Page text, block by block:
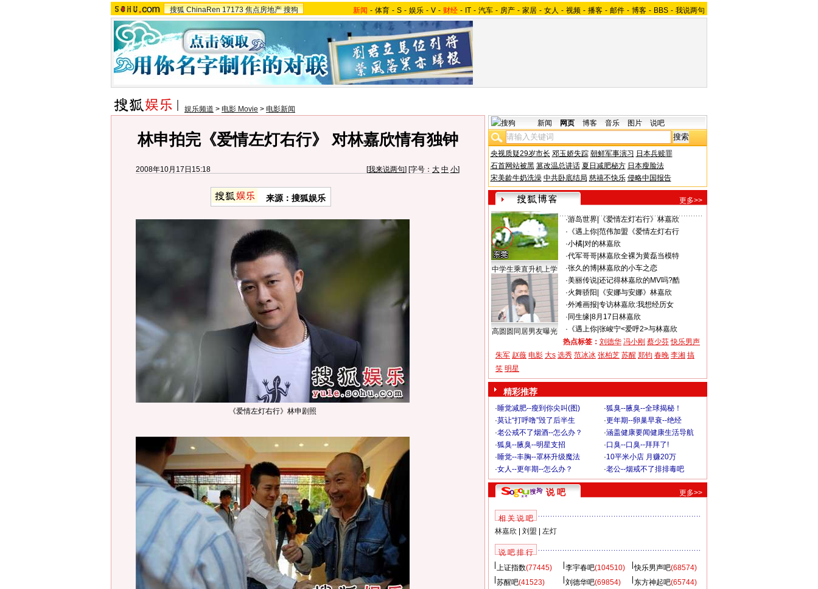
搜狐 ChinaRen 17173 焦点房地产 搜狗 新闻 - 体育 - S - 娱乐 - V - 财经 - IT - 汽车 - 房产 - 家居 - 女人 - 视频 - 播客 - 邮件 - 博客 - BBS - 我说两句
娱乐频道 > 电影 Movie > 电影新闻
林申拍完《爱情左灯右行》 对林嘉欣情有独钟
2008年10月17日15:18 [我来说两句] [字号： 大 中 小]
来源：搜狐娱乐
《爱情左灯右行》林申剧照
新闻 网页 博客 音乐 图片 说吧
央视质疑29岁市长 邓玉娇失踪 朝鲜军事演习 日本兵赎罪
石首网站被黑 篡改温总讲话 夏日减肥秘方 日本瘦脸法
宋美龄牛奶洗澡 中共卧底结局 慈禧不快乐 侵略中国报告
更多>>
中学生乘直升机上学
高圆圆同居男友曝光
·游岛世界|
《爱情左灯右行》林嘉欣
· 《遇上你| 范伟加盟《爱情左灯右行
·小橘| 对的林嘉欣
·代军哥哥| 林嘉欣全裸为黄磊当模特
·张久的博| 林嘉欣的小车之恋
·美丽传说| 还记得林嘉欣的MV吗?酷
·火舞骄阳
《安娜与安娜》林嘉欣
·外滩画报 专访林嘉欣:我想经历女
· 同生缘| 8月17日林嘉欣
· 《遇上你| 张峻宁<爱呼2>与林嘉欣
热点标签： 刘德华 冯小刚 蔡少芬 快乐男声
朱军 赵薇 电影 大s 选秀 范冰冰 张柏芝 苏醒 郑钧 春晚 李湘 搞
笑 明星
精彩推荐
·睡觉减肥--瘦到你尖叫(图) ·狐臭--腋臭--全球揭秘！
·莫让“打呼噜”毁了后半生 ·更年期--卵巢早衰--绝经
·老公戒不了烟酒--怎么办？ ·涵盖健康要闻健康生活导航
·狐臭--腋臭--明星支招 ·口臭--口臭--拜拜了!
·睡觉--丰胸--罩杯升级魔法 ·10平米小店 月赚20万
·女人--更年期--怎么办？ ·老公--烟戒不了排排毒吧
说 吧 更多>>
相 关 说 吧
林嘉欣
刘盟 左灯
说 吧 排 行
上证指数(77445) 李宇春吧(104510) 快乐男声吧(68574)
苏醒吧(41523) 刘德华吧(69854) 东方神起吧(65744)